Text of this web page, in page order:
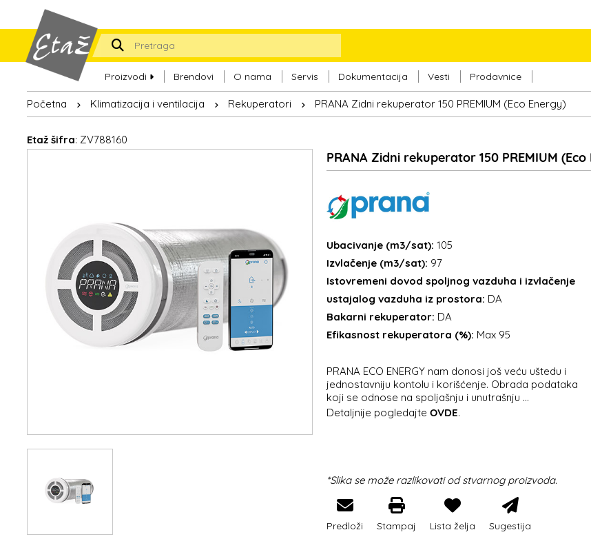
Proizvodi Brendovi O nama Servis Dokumentacija Vesti Prodavnice
Početna Klimatizacija i ventilacija Rekuperatori PRANA Zidni rekuperator 150 PREMIUM (Eco Energy)
Etaž šifra: ZV788160
PRANA Zidni rekuperator 150 PREMIUM
Ubacivanje (m3/sat): 105
Izvlačenje (m3/sat): 97
Istovremeni dovod spoljnog vazduha i izvlačenje
ustajalog vazduha iz prostora: DA
Bakarni rekuperator: DA
Efikasnost rekuperatora (%): Max 95
PRANA ECO ENERGY nam donosi još veću uštedu i
jednostavniju kontolu i korišćenje. Obrada podataka
koji se odnose na spoljašnju i unutrašnju ...
Detaljnije pogledajteOVDE.
*Slika se može razlikovati od stvarnog proizvoda.
Predloži Stampaj Lista želja Sugestija